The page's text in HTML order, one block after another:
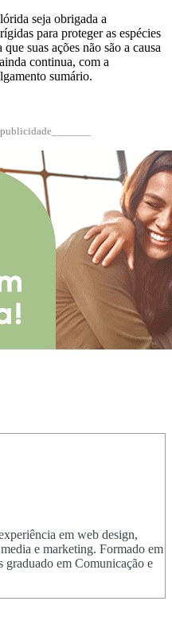
seja obrigada a
para proteger as espécies
suas ações não são a causa
continua, com a
sumário.
em web design,
e marketing. Formado em
graduado em Comunicação e